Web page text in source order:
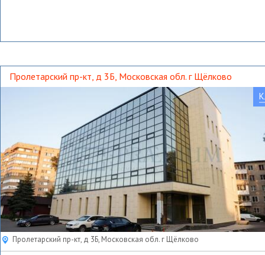
Пролетарский пр-кт, д 3Б, Московская обл. г Щёлково
Пролетарский пр-кт, д 3Б, Московская обл. г Щёлково